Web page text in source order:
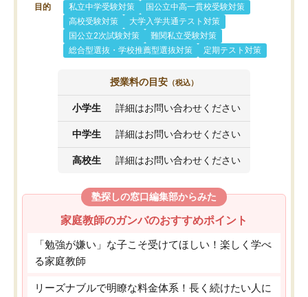
目的 私立中学受験対策
国公立中高一貫校受験対策
高校受験対策
大学入学共通テスト対策
国公立2次試験対策
難関私立受験対策
総合型選抜・学校推薦型選抜対策
定期テスト対策
授業料の目安 （税込）
小学生 詳細はお問い合わせください
中学生 詳細はお問い合わせください
高校生 詳細はお問い合わせください
塾探しの窓口編集部からみた
家庭教師のガンバのおすすめポイント
「勉強が嫌い」な子こそ受けてほしい！楽しく学べ
る家庭教師
リーズナブルで明瞭な料金体系！長く続けたい人に